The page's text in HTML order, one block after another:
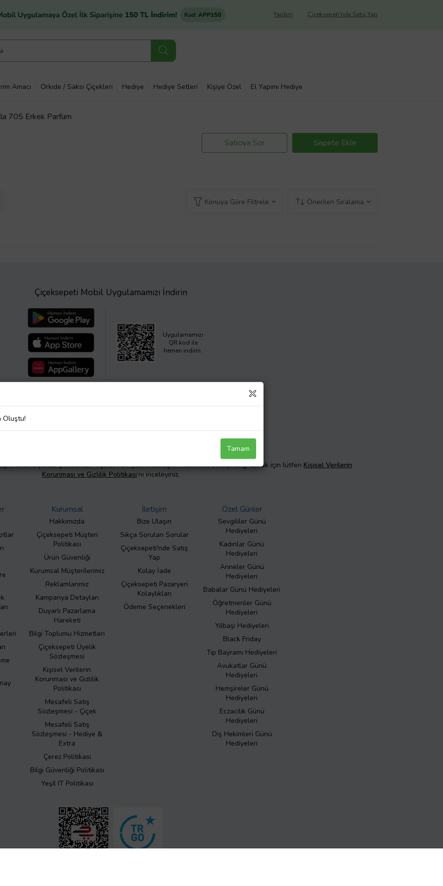
Çiçeksepeti'nde Satış Yap
Yardım
Amacı Orkide / Saksı Çiçekleri Hediye Hediye Setleri Kişiye Özel El Yapımı Hediye
705 Erkek Parfüm
Satıcıya Sor Sepete Ekle
Konuya Göre Filtrele Önerilen Sıralama
Çiçeksepeti Mobil Uygulamamızı İndirin
Uygulamamızı
QR kod ile
hemen indirin.
önemsiyoruz. Şirketimizin kişisel veri işleme süreçleri hakkında detaylı bilgi almak için lütfen Kişisel Verilerin
Korunması ve Gizlilik Politikası’nı inceleyiniz.
Kurumsal
Hakkımızda
Çiçeksepeti Müşteri
Politikası
Ürün Güvenliği
Kurumsal Müşterilerimiz
Reklamlarımız
Kampanya Detayları
Duyarlı Pazarlama
Hareketi
Bilgi Toplumu Hizmetleri
Çiçeksepeti Üyelik
Sözleşmesi
Kişisel Verilerin
Korunması ve Gizlilik
Politikası
Mesafeli Satış
Sözleşmesi - Çiçek
Mesafeli Satış
Sözleşmesi - Hediye &
Extra
Çerez Politikası
Bilgi Güvenliği Politikası
Yeşil IT Politikası
İletişim
Bize Ulaşın
Sıkça Sorulan Sorular
Çiçeksepeti'nde Satış
Yap
Kolay İade
Çiçeksepeti Pazaryeri
Kolaylıkları
Ödeme Seçenekleri
Özel Günler
Sevgililer Günü
Hediyeleri
Kadınlar Günü
Hediyeleri
Anneler Günü
Hediyeleri
Babalar Günü Hediyeleri
Öğretmenler Günü
Hediyeleri
Yılbaşı Hediyeleri
Black Friday
Tıp Bayramı Hediyeleri
Avukatlar Günü
Hediyeleri
Hemşireler Günü
Hediyeleri
Eczacılık Günü
Hediyeleri
Diş Hekimleri Günü
Hediyeleri
Oluştu!
Tamam